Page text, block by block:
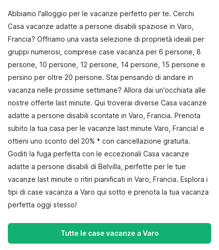
Abbiamo l'alloggio per le vacanze perfetto per te. Cerchi
Casa vacanze adatte a persone disabili spaziose in Varo,
Francia? Offriamo una vasta selezione di proprietà ideali per
gruppi numerosi, comprese case vacanza per 6 persone, 8
persone, 10 persone, 12 persone, 14 persone, 15 persone e
persino per oltre 20 persone. Stai pensando di andare in
vacanza nelle prossime settimane? Allora dai un'occhiata alle
nostre offerte last minute. Qui troverai diverse Casa vacanze
adatte a persone disabili scontate in Varo, Francia. Prenota
subito la tua casa per le vacanze last minute Varo, Francia! e
ottieni uno sconto del 20% * con cancellazione gratuita.
Goditi la fuga perfetta con le eccezionali Casa vacanze
adatte a persone disabili di Belvilla, perfette per le tue
vacanze last minute o ritiri pianificati in Varo, Francia. Esplora i
tipi di case vacanza a Varo qui sotto e prenota la tua vacanza
perfetta oggi stesso!
Tutte le case vacanze a Varo